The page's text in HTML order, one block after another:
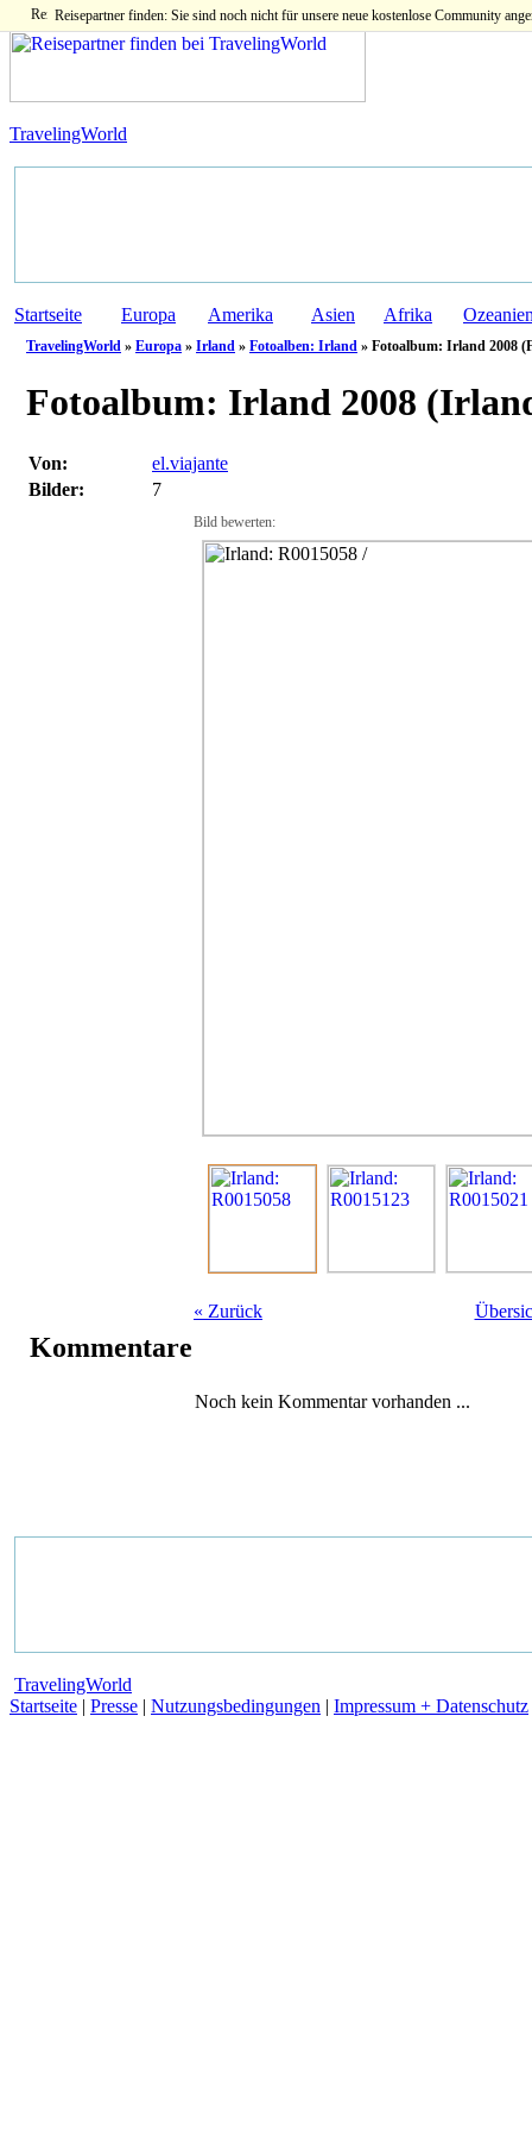
Reisepartner finden: Sie sind noch nicht für unsere neue kostenlose Community
TravelingWorld
Startseite Europa Amerika Asien Afrika
TravelingWorld » Europa » Irland » Fotoalben: Irland » Fotoalbum: Irland 2008
Fotoalbum: Irland 2008
Von:
el.viajante
Bilder:
7
Bild bewerten:
« Zurück
Kommentare
Noch kein Kommentar vorhanden ...
TravelingWorld
Startseite | Presse | Nutzungsbedingungen | Impressum + Datenschutz